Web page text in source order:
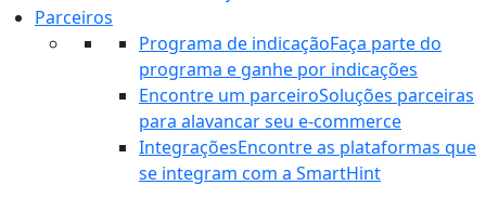
Parceiros
Programa de indicaçãoFaça parte do
programa e ganhe por indicações
Encontre um parceiroSoluções parceiras
para alavancar seu e-commerce
IntegraçõesEncontre as plataformas que
se integram com a SmartHint